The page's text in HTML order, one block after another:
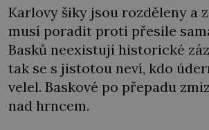
Karlovy šiky jsou rozděleny a
musí poradit proti přesile
Basků neexistují historické
tak se s jistotou neví, kdo
velel. Baskové po přepadu
nad hrncem.